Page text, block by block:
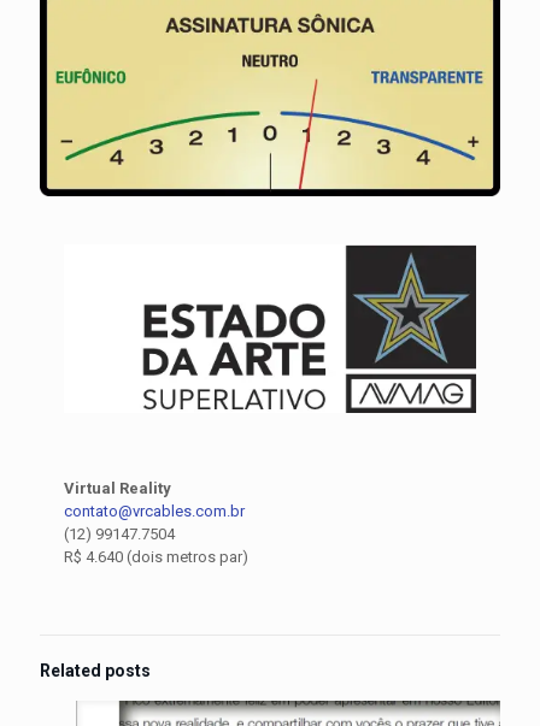
Virtual Reality
contato@vrcables.com.br
(12) 99147.7504
R$ 4.640 (dois metros par)
Related posts